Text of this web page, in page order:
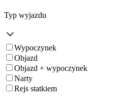
Typ wyjazdu
Wypoczynek
Objazd
Objazd + wypoczynek
Narty
Rejs statkiem